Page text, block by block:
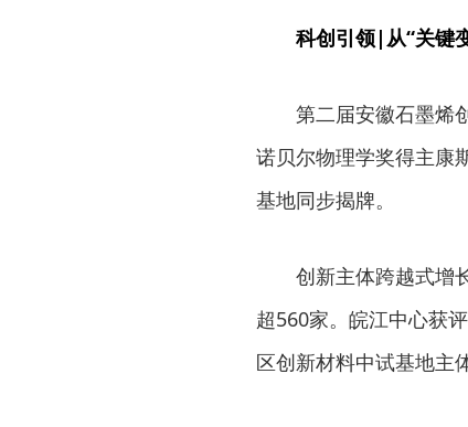
科创引领|从“关键
第二届安徽石墨烯
诺贝尔物理学奖得主康
基地同步揭牌。
创新主体跨越式增
超560家。皖江中心获
区创新材料中试基地主